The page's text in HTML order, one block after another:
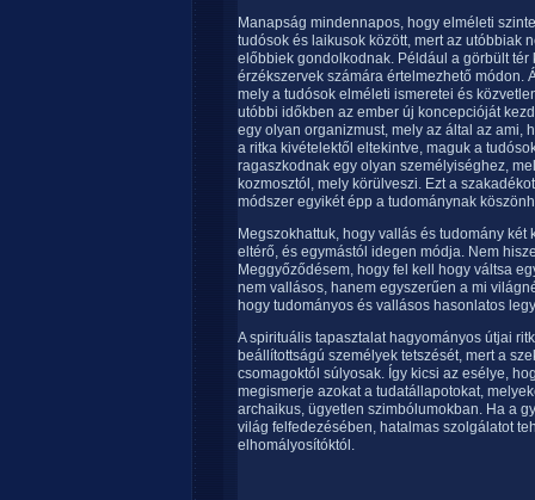
Manapság mindennapos, hogy elméleti
tudósok és laikusok között, mert az utóbbiak
előbbiek gondolkodnak. Például a görbült
érzékszervek számára értelmezhető módon.
mely a tudósok elméleti ismeretei és
utóbbi időkben az ember új koncepcióját
egy olyan organizmust, mely az által az ami,
a ritka kivételektől eltekintve, maguk a
ragaszkodnak egy olyan személyiséghez,
kozmosztól, mely körülveszi. Ezt a
módszer egyikét épp a tudománynak
Megszokhattuk, hogy vallás és tudomány
eltérő, és egymástól idegen módja. Nem
Meggyőződésem, hogy fel kell hogy váltsa
nem vallásos, hanem egyszerűen a mi
hogy tudományos és vallásos hasonlatos
A spirituális tapasztalat hagyományos útjai
beállítottságú személyek tetszését, mert a
csomagoktól súlyosak. Így kicsi az esélye,
megismerje azokat a tudatállapotokat,
archaikus, ügyetlen szimbólumokban. Ha a
világ felfedezésében, hatalmas szolgálatot
elhomályosítóktól.